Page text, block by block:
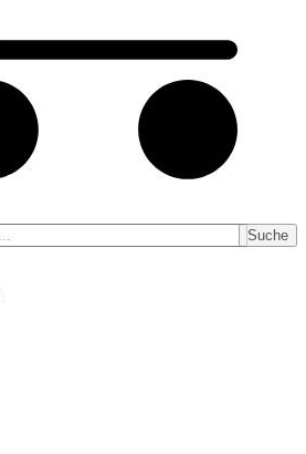
Suche